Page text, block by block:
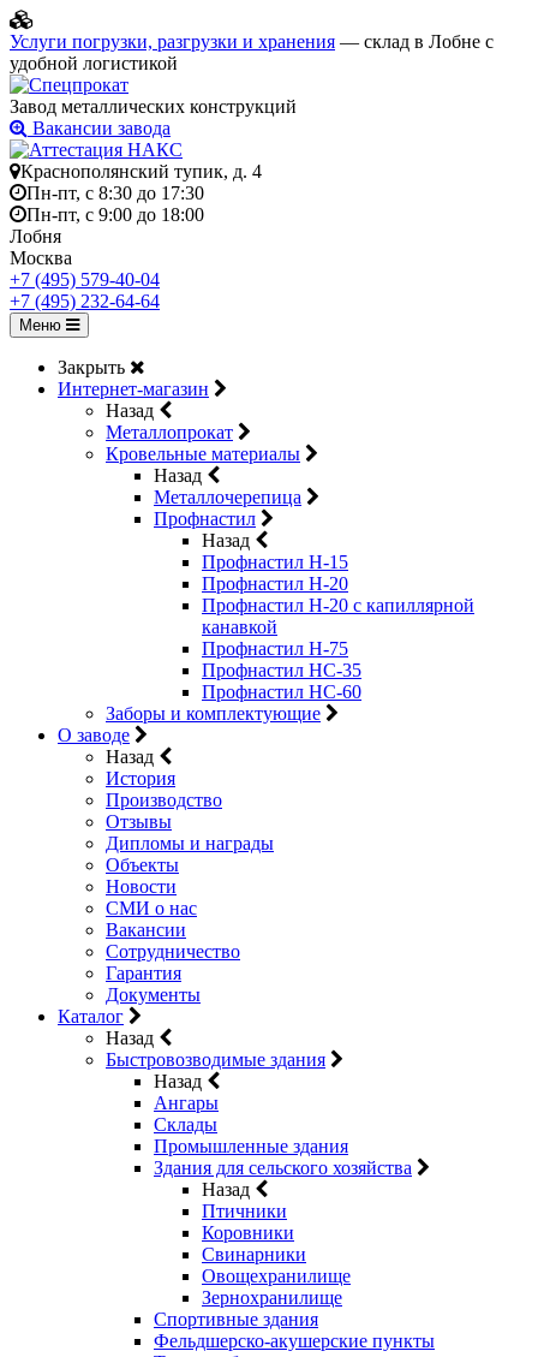
Услуги погрузки, разгрузки и хранения — склад в Лобне с
удобной логистикой
Завод металлических конструкций
Вакансии завода
Краснополянский тупик, д. 4
Пн-пт, с 8:30 до 17:30
Пн-пт, с 9:00 до 18:00
Лобня
Москва
+7 (495) 579-40-04
+7 (495) 232-64-64
Меню
Закрыть
Интернет-магазин
Назад
Металлопрокат
Кровельные материалы
Назад
Металлочерепица
Профнастил
Назад
Профнастил Н-15
Профнастил Н-20
Профнастил Н-20 с капиллярной
канавкой
Профнастил Н-75
Профнастил НС-35
Профнастил НС-60
Заборы и комплектующие
О заводе
Назад
История
Производство
Отзывы
Дипломы и награды
Объекты
Новости
СМИ о нас
Вакансии
Сотрудничество
Гарантия
Документы
Каталог
Назад
Быстровозводимые здания
Назад
Ангары
Склады
Промышленные здания
Здания для сельского хозяйства
Назад
Птичники
Коровники
Свинарники
Овощехранилище
Зернохранилище
Спортивные здания
Фельдшерско-акушерские пункты